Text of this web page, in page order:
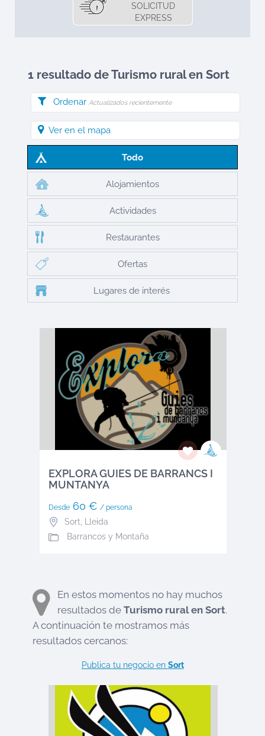
SOLICITUD
EXPRESS
1 resultado de Turismo rural en Sort
Ordenar Actualizados recientemente
Ver en el mapa
Todo
Alojamientos
Actividades
Restaurantes
Ofertas
Lugares de interés
EXPLORA GUIES DE BARRANCS I
MUNTANYA
Desde60 € / persona
Sort
Lleida
Barrancos y Montaña
En estos momentos no hay muchos
resultados de Turismo rural en Sort.
A continuación te mostramos más
resultados cercanos:
Publica tu negocio en Sort